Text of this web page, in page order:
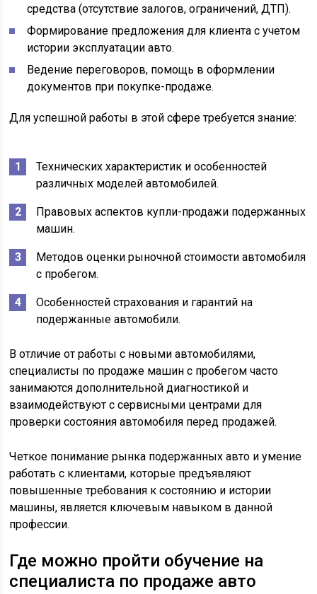
средства (отсутствие залогов, ограничений, ДТП).
Формирование предложения для клиента с учетом
истории эксплуатации авто.
Ведение переговоров, помощь в оформлении
документов при покупке-продаже.
Для успешной работы в этой сфере требуется знание:
Технических характеристик и особенностей
различных моделей автомобилей.
Правовых аспектов купли-продажи подержанных
машин.
Методов оценки рыночной стоимости автомобиля
с пробегом.
Особенностей страхования и гарантий на
подержанные автомобили.
В отличие от работы с новыми автомобилями,
специалисты по продаже машин с пробегом часто
занимаются дополнительной диагностикой и
взаимодействуют с сервисными центрами для
проверки состояния автомобиля перед продажей.
Четкое понимание рынка подержанных авто и умение
работать с клиентами, которые предъявляют
повышенные требования к состоянию и истории
машины, является ключевым навыком в данной
профессии.
Где можно пройти обучение на
специалиста по продаже авто